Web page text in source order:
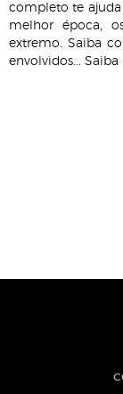
completo te ajuda
melhor época,
extremo. Saiba
envolvidos... Saiba